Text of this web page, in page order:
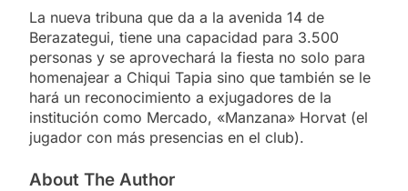
La nueva tribuna que da a la avenida 14 de
Berazategui, tiene una capacidad para 3.500
personas y se aprovechará la fiesta no solo para
homenajear a Chiqui Tapia sino que también se le
hará un reconocimiento a exjugadores de la
institución como Mercado, «Manzana» Horvat (el
jugador con más presencias en el club).
About The Author